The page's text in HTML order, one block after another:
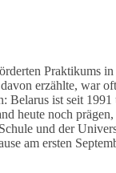
Praktikums in
erzählte, war
Belarus ist seit
heute noch
und der
am ersten